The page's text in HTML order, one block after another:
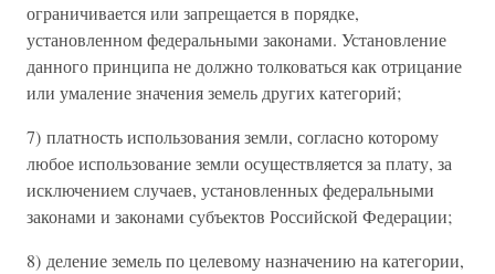
ограничивается или запрещается в порядке,
установленном федеральными законами. Установление
данного принципа не должно толковаться как отрицание
или умаление значения земель других категорий;
7) платность использования земли, согласно которому
любое использование земли осуществляется за плату, за
исключением случаев, установленных федеральными
законами и законами субъектов Российской Федерации;
8) деление земель по целевому назначению на категории,